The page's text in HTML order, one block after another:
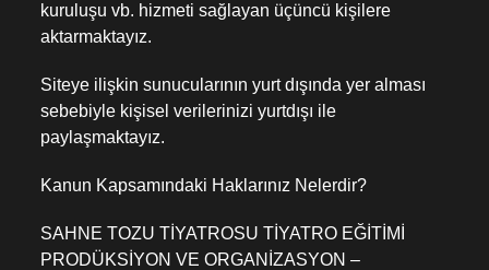
kuruluşu vb. hizmeti sağlayan üçüncü kişilere
aktarmaktayız.
Siteye ilişkin sunucularının yurt dışında yer alması
sebebiyle kişisel verilerinizi yurtdışı ile
paylaşmaktayız.
Kanun Kapsamındaki Haklarınız Nelerdir?
SAHNE TOZU TİYATROSU TİYATRO EĞİTİMİ
PRODÜKSİYON VE ORGANİZASYON –